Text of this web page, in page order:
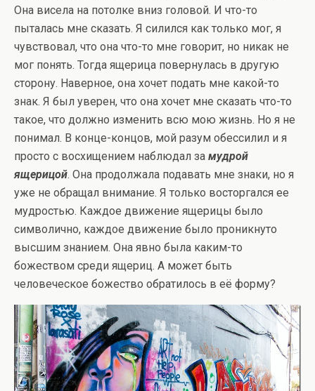
Она висела на потолке вниз головой. И что-то
пыталась мне сказать. Я силился как только мог, я
чувствовал, что она что-то мне говорит, но никак не
мог понять. Тогда ящерица повернулась в другую
сторону. Наверное, она хочет подать мне какой-то
знак. Я был уверен, что она хочет мне сказать что-то
такое, что должно изменить всю мою жизнь. Но я не
понимал. В конце-концов, мой разум обессилил и я
просто с восхищением наблюдал за мудрой
ящерицой. Она продолжала подавать мне знаки, но я
уже не обращал внимание. Я только восторгался ее
мудростью. Каждое движение ящерицы было
символично, каждое движение было проникнуто
высшим знанием. Она явно была каким-то
божеством среди ящериц. А может быть
человеческое божество обратилось в её форму?